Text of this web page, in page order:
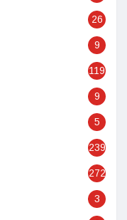
26
9
119
9
5
239
272
3